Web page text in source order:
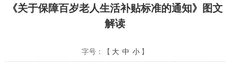
《关于保障百岁老人生活补贴标准的通知》图文
解读
字号：【 大 中 小 】